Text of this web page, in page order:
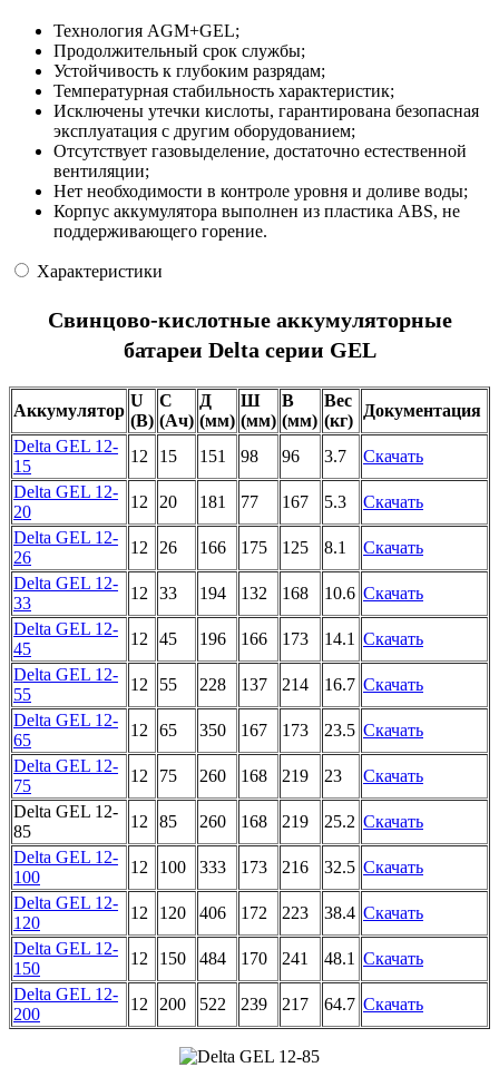
Технология AGM+GEL;
Продолжительный срок службы;
Устойчивость к глубоким разрядам;
Температурная стабильность характеристик;
Исключены утечки кислоты, гарантирована безопасная
эксплуатация с другим оборудованием;
Отсутствует газовыделение, достаточно естественной
вентиляции;
Нет необходимости в контроле уровня и доливе воды;
Корпус аккумулятора выполнен из пластика ABS, не
поддерживающего горение.
Характеристики
Свинцово-кислотные аккумуляторные
батареи Delta серии GEL
Аккумулятор
U
(В)
C
(Ач)
Д
(мм)
Ш
(мм)
В
(мм)
Вес
(кг)
Документация
Delta GEL 12-
15
12 15 151 98 96 3.7
Скачать
Delta GEL 12-
20
12 20 181 77 167 5.3
Скачать
Delta GEL 12-
26
12 26 166 175 125 8.1
Скачать
Delta GEL 12-
33
12 33 194 132 168 10.6 Скачать
Delta GEL 12-
45
12 45 196 166 173 14.1 Скачать
Delta GEL 12-
55
12 55 228 137 214 16.7 Скачать
Delta GEL 12-
65
12 65 350 167 173 23.5 Скачать
Delta GEL 12-
75
12 75 260 168 219 23
Скачать
Delta GEL 12-
85
12 85 260 168 219 25.2 Скачать
Delta GEL 12-
100
12 100 333 173 216 32.5 Скачать
Delta GEL 12-
120
12 120 406 172 223 38.4 Скачать
Delta GEL 12-
150
12 150 484 170 241 48.1 Скачать
Delta GEL 12-
200
12 200 522 239 217 64.7 Скачать